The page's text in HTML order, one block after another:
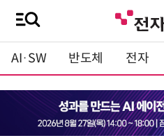
AI·SW 반도체 전자